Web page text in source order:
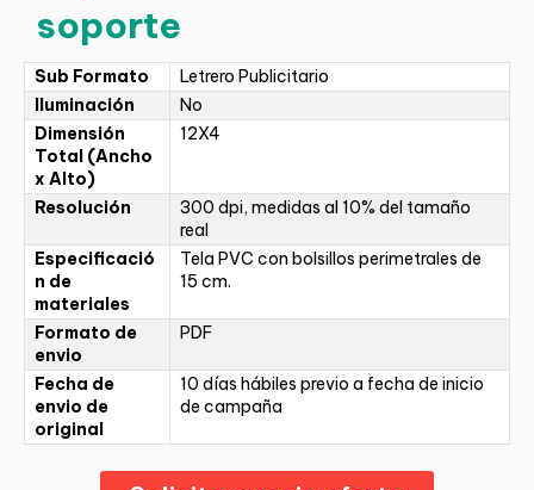
soporte
Sub Formato
Letrero Publicitario
Iluminación
No
Dimensión
Total (Ancho
x Alto)
12X4
Resolución
300 dpi, medidas al 10% del tamaño
real
Especificació
n de
materiales
Tela PVC con bolsillos perimetrales de
15 cm.
Formato de
envio
PDF
Fecha de
envio de
original
10 días hábiles previo a fecha de inicio
de campaña